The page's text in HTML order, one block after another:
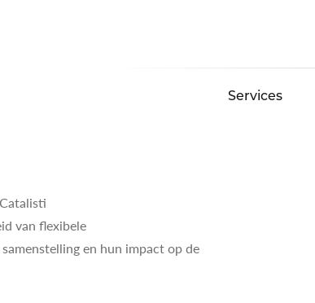
Services
van flexibele
en hun impact op de